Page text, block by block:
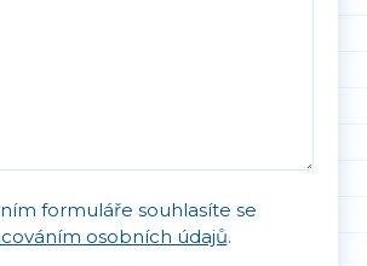
formuláře souhlasíte se
osobních údajů.